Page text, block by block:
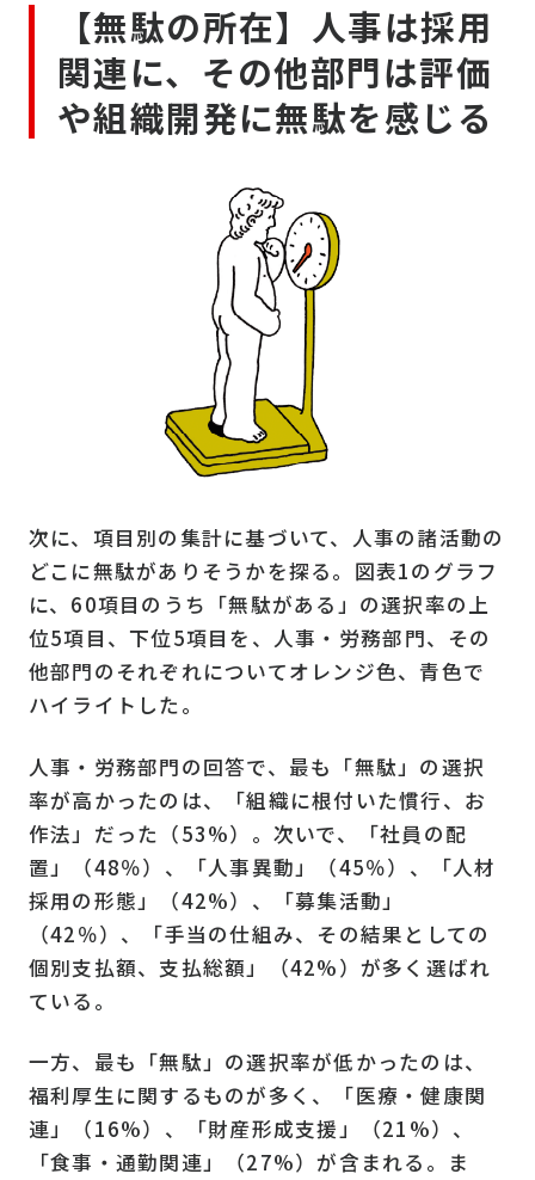
【無駄の所在】人事は採用
関連に、その他部門は評価
や組織開発に無駄を感じる
次に、項目別の集計に基づいて、人事の諸活動の
どこに無駄がありそうかを探る。図表1のグラフ
に、 60項目のうち「無駄がある」の選択率の上
位5項目、下位5項目を、人事・労務部門、その
他部門のそれぞれについてオレンジ色、青色で
ハイライトした。
人事・労務部門の回答で、最も「無駄」の選択
率が高かったのは、「組織に根付いた慣行、お
作法」だった（53%）。次いで、「社員の配
置」（48％）、「人事異動」（45％）、「人材
採用の形態」（42%）、「募集活動」
（42％）、「手当の仕組み、その結果としての
個別支払額、支払総額」（42%）が多く選ばれ
ている。
一方、最も「無駄」の選択率が低かったのは、
福利厚生に関するものが多く、「医療・健康関
連」（16%）、「財産形成支援」（21%）、
「食事・通勤関連」（27%）が含まれる。ま